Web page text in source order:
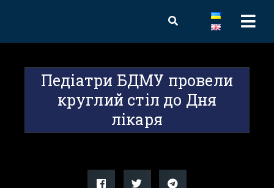
Педіатри БДМУ провели
круглий стіл до Дня
лікаря